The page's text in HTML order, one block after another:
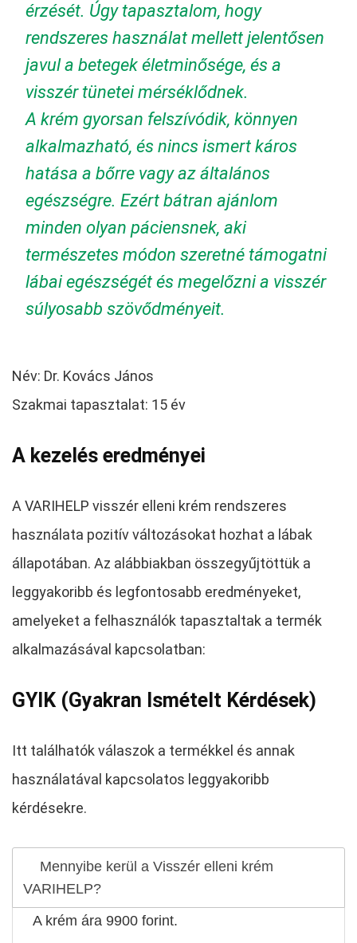
érzését. Úgy tapasztalom, hogy
rendszeres használat mellett jelentősen
javul a betegek életminősége, és a
visszér tünetei mérséklődnek.
A krém gyorsan felszívódik, könnyen
alkalmazható, és nincs ismert káros
hatása a bőrre vagy az általános
egészségre. Ezért bátran ajánlom
minden olyan páciensnek, aki
természetes módon szeretné támogatni
lábai egészségét és megelőzni a visszér
súlyosabb szövődményeit.
Név: Dr. Kovács János
Szakmai tapasztalat: 15 év
A kezelés eredményei
A VARIHELP visszér elleni krém rendszeres
használata pozitív változásokat hozhat a lábak
állapotában. Az alábbiakban összegyűjtöttük a
leggyakoribb és legfontosabb eredményeket,
amelyeket a felhasználók tapasztaltak a termék
alkalmazásával kapcsolatban:
GYIK (Gyakran Ismételt Kérdések)
Itt találhatók válaszok a termékkel és annak
használatával kapcsolatos leggyakoribb
kérdésekre.
Mennyibe kerül a Visszér elleni krém
VARIHELP?
A krém ára 9900 forint.